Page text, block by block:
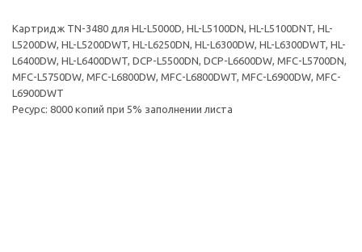
Картридж TN-3480 для HL-L5000D, HL-L5100DN, HL-L5100DNT, HL-
L5200DW, HL-L5200DWT, HL-L6250DN, HL-L6300DW, HL-L6300DWT, HL-
L6400DW, HL-L6400DWT, DCP-L5500DN, DCP-L6600DW, MFC-L5700DN,
MFC-L5750DW, MFC-L6800DW, MFC-L6800DWT, MFC-L6900DW, MFC-
L6900DWT
Ресурс: 8000 копий при 5% заполнении листа